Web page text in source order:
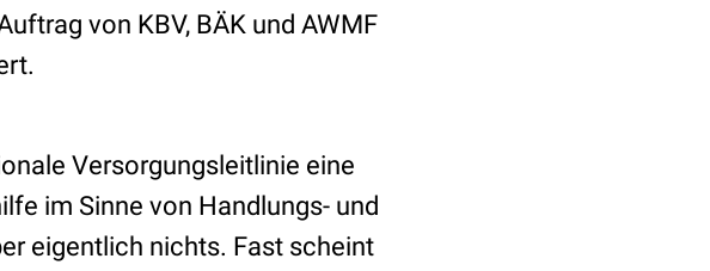
von KBV, BÄK und AWMF
Versorgungsleitlinie eine
im Sinne von Handlungs- und
eigentlich nichts. Fast scheint